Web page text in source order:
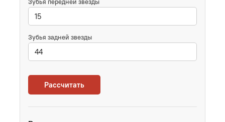
Зубья задней звезды
Рассчитать